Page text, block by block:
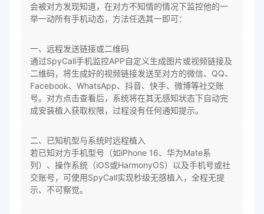
会被对方发现知道，在对方不知情的情况下监控他的一
举一动所有手机动态，方法任选其一即可：
一、远程发送链接或二维码
通过SpyCall手机监控APP自定义生成图片或视频链接及
二维码，将生成好的视频链接发送至对方的微信、QQ、
Facebook、WhatsApp、抖音、快手、微博等社交账
号。对方点击查看后，系统将在其无感知状态下自动完
成安装植入获取权限，过程没有任何通知提示。
二、已知机型与系统时远程植入
若已知对方手机型号（如iPhone 16、华为Mate系
列）、操作系统（iOS或HarmonyOS）以及手机号或社
交账号，可使用SpyCall实现秒级无感植入，全程无提
示、不可察觉。